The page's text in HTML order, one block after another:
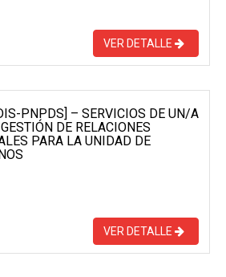
VER DETALLE
PNPDS] – SERVICIOS DE UN/A
DE RELACIONES
PARA LA UNIDAD DE
VER DETALLE